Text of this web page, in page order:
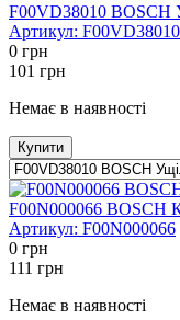
F00VD38010 BOSCH
Артикул: F00VD38010
0 грн
101 грн
Немає в наявності
Купити
F00N000066 BOSCH
Артикул: F00N000066
0 грн
111 грн
Немає в наявності